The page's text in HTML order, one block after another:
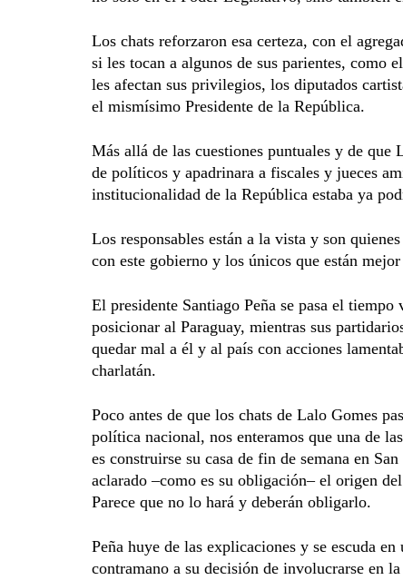
Los chats reforzaron esa certeza, con el
si les tocan a algunos de sus parientes, como
les afectan sus privilegios, los diputados
el mismísimo Presidente de la República.
Más allá de las cuestiones puntuales y de que
de políticos y apadrinara a fiscales y jueces
institucionalidad de la República estaba ya
Los responsables están a la vista y son
con este gobierno y los únicos que están
El presidente Santiago Peña se pasa el tiempo
posicionar al Paraguay, mientras sus
quedar mal a él y al país con acciones
charlatán.
Poco antes de que los chats de Lalo Gomes
política nacional, nos enteramos que una de
es construirse su casa de fin de semana en
aclarado –como es su obligación– el origen
Parece que no lo hará y deberán obligarlo.
Peña huye de las explicaciones y se escuda
contramano a su decisión de involucrarse en